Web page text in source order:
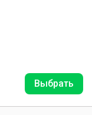
Выбрать